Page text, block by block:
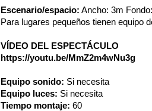
Escenario/espacio: Ancho: 3m
Para lugares pequeños tienen equipo
VÍDEO DEL ESPECTÁCULO
https://youtu.be/MmZ2m4wNu3g
Equipo sonido: Si necesita
Equipo luces: Si necesita
Tiempo montaje: 60